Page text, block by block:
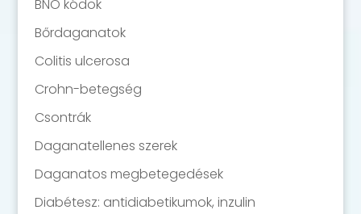
BNO kódok
Bőrdaganatok
Colitis ulcerosa
Crohn-betegség
Csontrák
Daganatellenes szerek
Daganatos megbetegedések
Diabétesz: antidiabetikumok, inzulin